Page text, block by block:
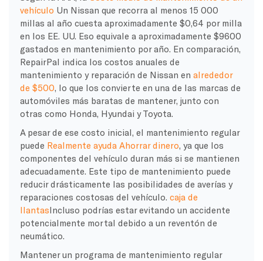
vehículo Un Nissan que recorra al menos 15 000
millas al año cuesta aproximadamente $0,64 por milla
en los EE. UU. Eso equivale a aproximadamente $9600
gastados en mantenimiento por año. En comparación,
RepairPal indica los costos anuales de
mantenimiento y reparación de Nissan en alrededor
de $500, lo que los convierte en una de las marcas de
automóviles más baratas de mantener, junto con
otras como Honda, Hyundai y Toyota.
A pesar de ese costo inicial, el mantenimiento regular
puede Realmente ayuda Ahorrar dinero, ya que los
componentes del vehículo duran más si se mantienen
adecuadamente. Este tipo de mantenimiento puede
reducir drásticamente las posibilidades de averías y
reparaciones costosas del vehículo. caja de
llantasIncluso podrías estar evitando un accidente
potencialmente mortal debido a un reventón de
neumático.
Mantener un programa de mantenimiento regular